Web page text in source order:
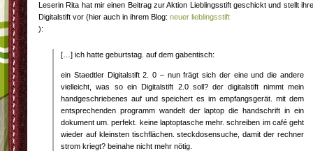
Leserin Rita hat mir einen Beitrag zur Aktion Lieblingsstift geschickt und stellt
Digitalstift vor (hier auch in ihrem Blog: neuer lieblingsstift
):
[…] ich hatte geburtstag. auf dem gabentisch:
ein Staedtler Digitalstift 2. 0 – nun frägt sich der eine und die andere
vielleicht, was so ein Digitalstift 2.0 soll? der digitalstift nimmt mein
handgeschriebenes auf und speichert es im empfangsgerät. mit dem
entsprechenden programm wandelt der laptop die handschrift in ein
dokument um. perfekt. keine laptoptasche mehr. schreiben im café geht
wieder auf kleinsten tischflächen. steckdosensuche, damit der rechner
strom kriegt? beinahe nicht mehr nötig.